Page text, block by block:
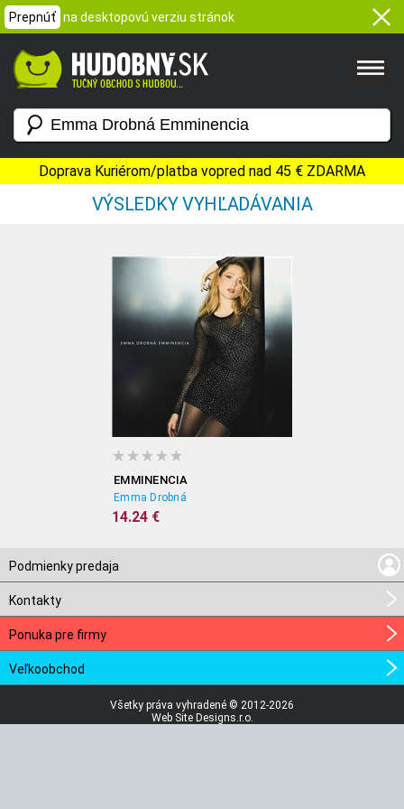
Prepnúť na desktopovú verziu stránok
Doprava Kuriérom/platba vopred nad 45 € ZDARMA
VÝSLEDKY VYHĽADÁVANIA
EMMINENCIA
Emma Drobná
14.24 €
Podmienky predaja
Kontakty
Ponuka pre firmy
Veľkoobchod
Všetky práva vyhradené © 2012-2026
Web Site Designs.r.o.